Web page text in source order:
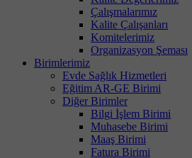
Çalışmalarımız
Kalite Çalışanları
Komitelerimiz
Organizasyon Şeması
Birimlerimiz
Evde Sağlık Hizmetleri
Eğitim AR-GE Birimi
Diğer Birimler
Bilgi İşlem Birimi
Muhasebe Birimi
Maaş Birimi
Fatura Birimi